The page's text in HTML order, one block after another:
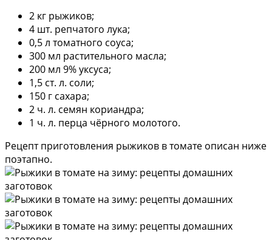
2 кг рыжиков;
4 шт. репчатого лука;
0,5 л томатного соуса;
300 мл растительного масла;
200 мл 9% уксуса;
1,5 ст. л. соли;
150 г сахара;
2 ч. л. семян кориандра;
1 ч. л. перца чёрного молотого.
Рецепт приготовления рыжиков в томате описан ниже
поэтапно.